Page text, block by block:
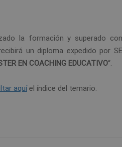
la formación y superado
un diploma expedido por
EN COACHING EDUCATIVO“.
aquíel índice del temario.